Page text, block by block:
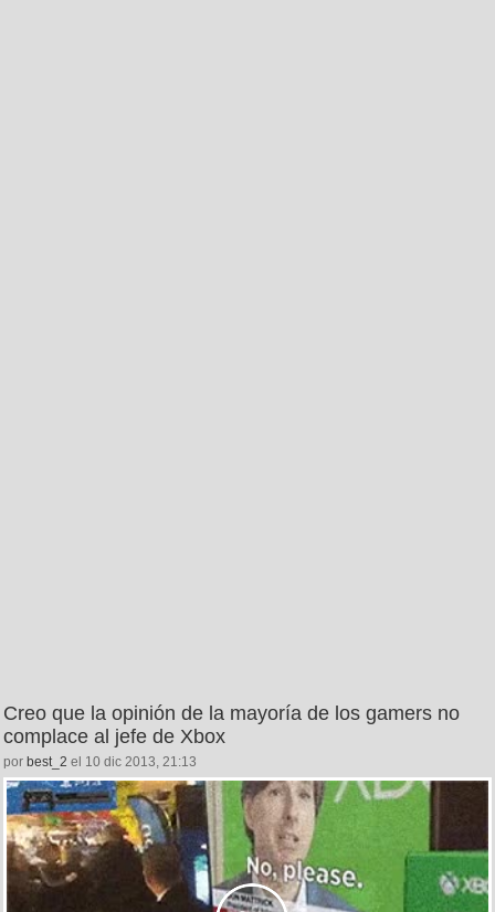
Creo que la opinión de la mayoría de los gamers no
complace al jefe de Xbox
por best_2 el 10 dic 2013, 21:13